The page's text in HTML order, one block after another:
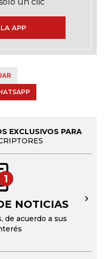
APP
EXCLUSIVOS PARA
1
NOTICIAS
de acuerdo a sus
→